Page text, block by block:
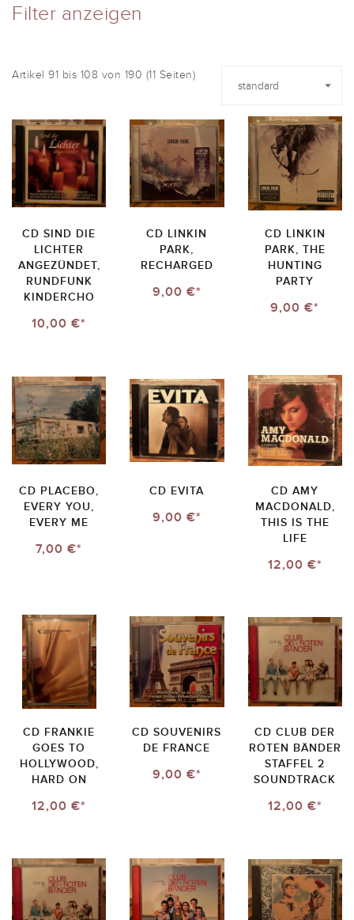
Filter anzeigen
Artikel 91 bis 108 von 190 (11 Seiten)
CD SIND DIE
LICHTER
ANGEZÜNDET,
RUNDFUNK
KINDERCHO
10,00 €*
CD LINKIN
PARK,
RECHARGED
9,00 €*
CD LINKIN
PARK, THE
HUNTING
PARTY
9,00 €*
CD PLACEBO,
EVERY YOU,
EVERY ME
7,00 €*
CD EVITA
9,00 €*
CD AMY
MACDONALD,
THIS IS THE
LIFE
12,00 €*
CD FRANKIE
GOES TO
HOLLYWOOD,
HARD ON
12,00 €*
CD SOUVENIRS
DE FRANCE
9,00 €*
CD CLUB DER
ROTEN BÄNDER
STAFFEL 2
SOUNDTRACK
12,00 €*